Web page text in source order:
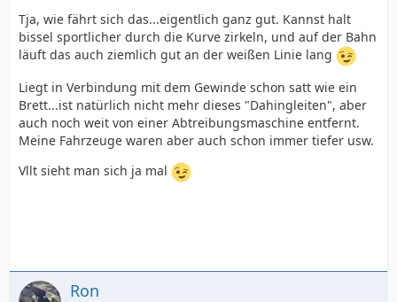
Tja, wie fährt sich das...eigentlich ganz gut. Kannst halt
bissel sportlicher durch die Kurve zirkeln, und auf der Bahn
läuft das auch ziemlich gut an der weißen Linie lang
Liegt in Verbindung mit dem Gewinde schon satt wie ein
Brett...ist natürlich nicht mehr dieses "Dahingleiten", aber
auch noch weit von einer Abtreibungsmaschine entfernt.
Meine Fahrzeuge waren aber auch schon immer tiefer usw.
Vllt sieht man sich ja mal
Ron